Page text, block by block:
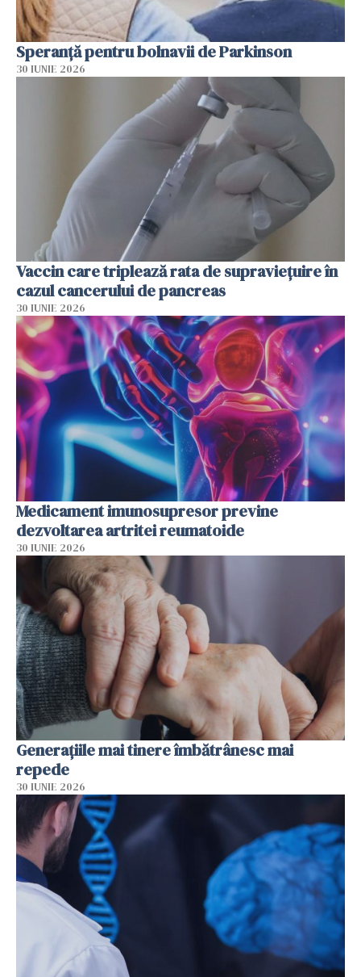
Speranță pentru bolnavii de Parkinson
30 IUNIE 2026
Vaccin care triplează rata de supraviețuire în
cazul cancerului de pancreas
30 IUNIE 2026
Medicament imunosupresor previne
dezvoltarea artritei reumatoide
30 IUNIE 2026
Generațiile mai tinere îmbătrânesc mai
repede
30 IUNIE 2026